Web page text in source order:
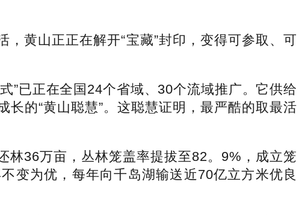
黄山正正在解开“宝藏”封印，变得可参取、可
已正在全国24个省域、30个流域推广。它供给
的“黄山聪慧”。这聪慧证明，最严酷的取最活
36万亩，丛林笼盖率提拔至82。9%，成立笼
变为优，每年向千岛湖输送近70亿立方米优良